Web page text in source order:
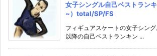
女子シングル自己ベストラン
~）total/SP/FS
フィギュアスケートの女子シン
以降の自己ベストランキン ...